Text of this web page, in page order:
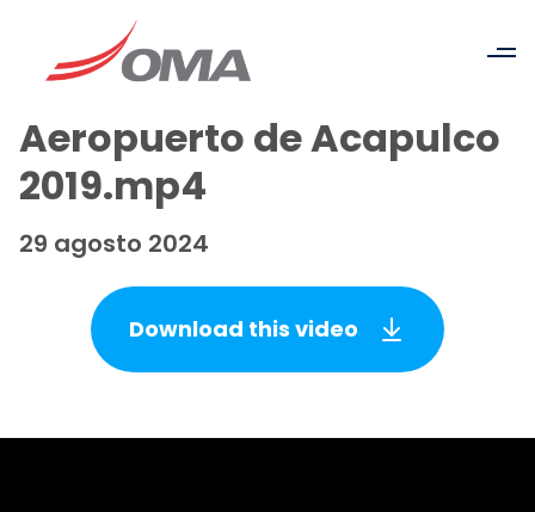
Aeropuerto de Acapulco
2019.mp4
29 agosto 2024
Download this video